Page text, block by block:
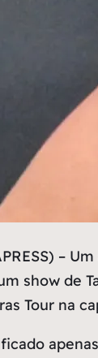
–
show de
Tour na